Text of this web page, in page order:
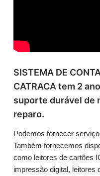
SISTEMA DE
CATRACA tem 2
suporte durável de
reparo.
Podemos fornecer
Também fornecemos
como leitores de cartões
impressão digital, leitores